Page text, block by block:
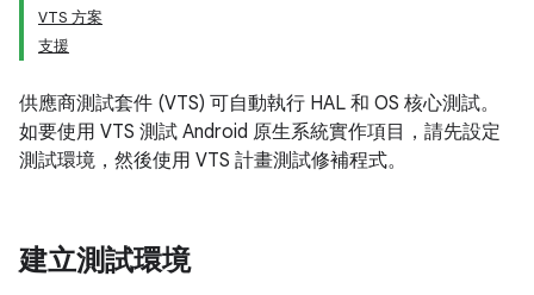
VTS 方案
支援
供應商測試套件 (VTS) 可自動執行 HAL 和 OS 核心測試。
如要使用 VTS 測試 Android 原生系統實作項目，請先設定
測試環境，然後使用 VTS 計畫測試修補程式。
建立測試環境